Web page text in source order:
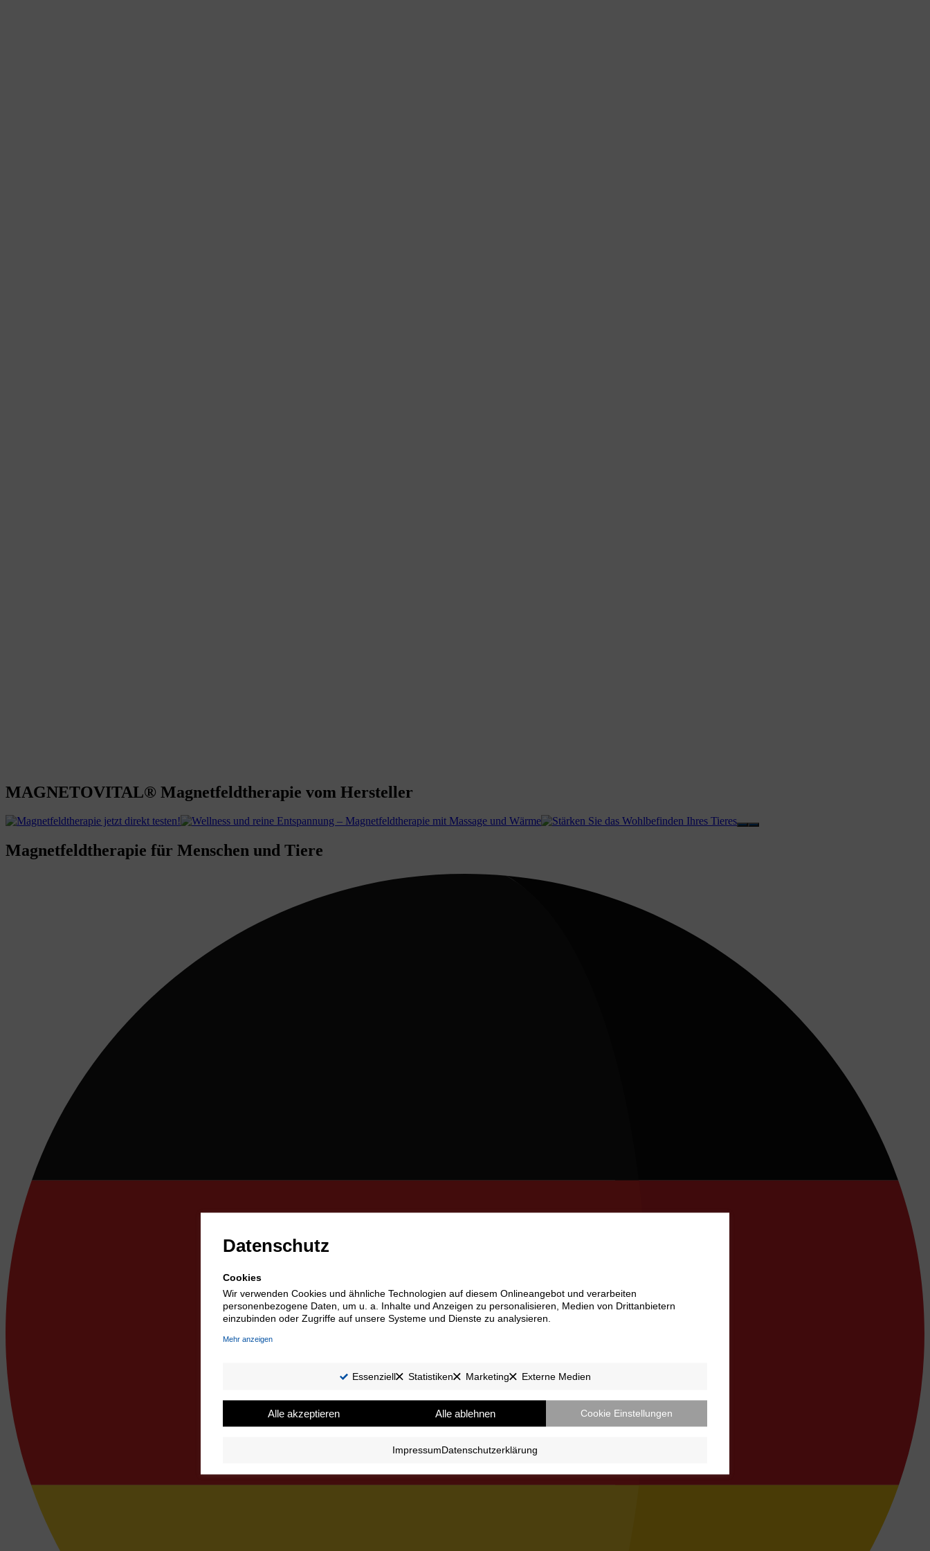
MAGNETOVITAL® Magnetfeldtherapie vom Hersteller
Magnetfeldtherapie für Menschen und Tiere
Datenschutz
Cookies
Wir verwenden Cookies und ähnliche Technologien auf diesem Onlineangebot und verarbeiten
personenbezogene Daten, um u. a. Inhalte und Anzeigen zu personalisieren, Medien von Drittanbietern
einzubinden oder Zugriffe auf unsere Systeme und Dienste zu analysieren.
Mehr anzeigen
Essenziell Statistiken Marketing Externe Medien
Alle akzeptieren Alle ablehnen Cookie Einstellungen
ImpressumDatenschutzerklärung